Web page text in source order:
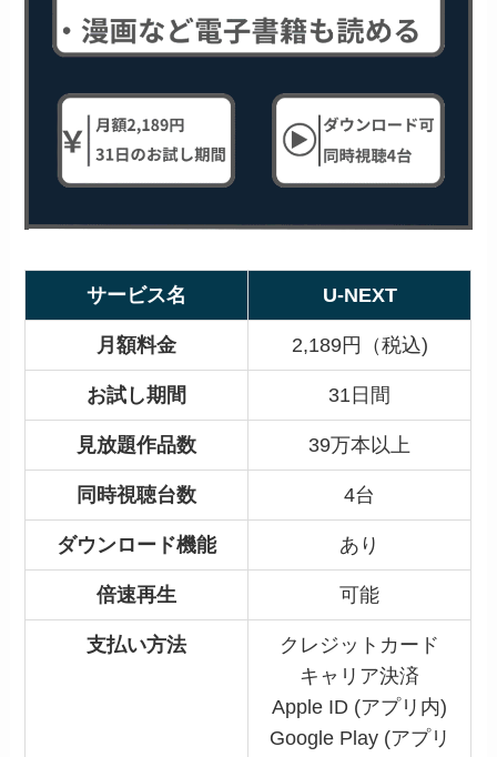
サービス名 U-NEXT
月額料金 2,189円（税込)
お試し期間 31日間
見放題作品数 39万本以上
同時視聴台数 4台
ダウンロード機能 あり
倍速再生 可能
支払い方法
クレジットカード
キャリア決済
Apple ID (アプリ内)
Google Play (アプリ